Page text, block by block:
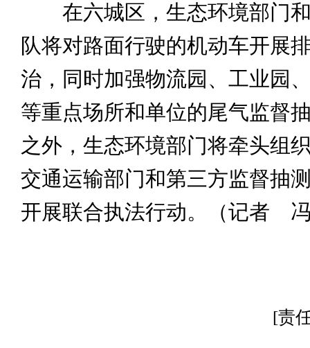
在六城区，生态环境部门和
队将对路面行驶的机动车开展
治，同时加强物流园、工业园
等重点场所和单位的尾气监督
之外，生态环境部门将牵头组
交通运输部门和第三方监督抽
开展联合执法行动。（记者
[责